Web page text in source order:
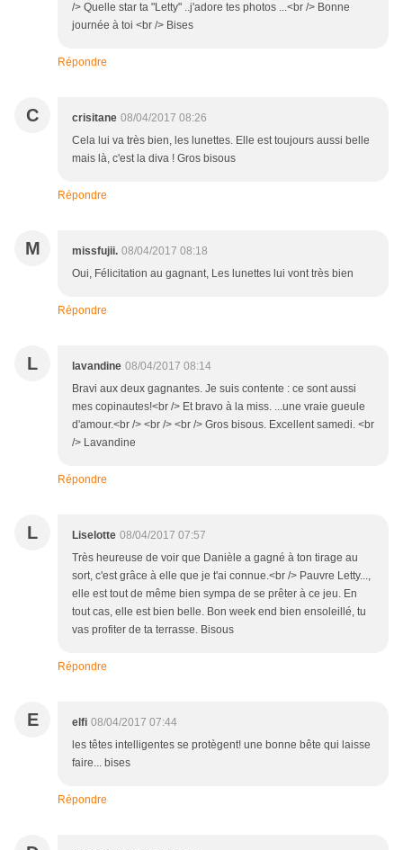
/> Quelle star ta "Letty" ..j'adore tes photos ...<br /> Bonne
journée à toi <br /> Bises
Répondre
C crisitane 08/04/2017 08:26
Cela lui va très bien, les lunettes. Elle est toujours aussi belle
mais là, c'est la diva ! Gros bisous
Répondre
M missfujii. 08/04/2017 08:18
Oui, Félicitation au gagnant, Les lunettes lui vont très bien
Répondre
L lavandine 08/04/2017 08:14
Bravi aux deux gagnantes. Je suis contente : ce sont aussi
mes copinautes!<br /> Et bravo à la miss. ...une vraie gueule
d'amour.<br /> <br /> <br /> Gros bisous. Excellent samedi. <br
/> Lavandine
Répondre
L Liselotte 08/04/2017 07:57
Très heureuse de voir que Danièle a gagné à ton tirage au
sort, c'est grâce à elle que je t'ai connue.<br /> Pauvre Letty...,
elle est tout de même bien sympa de se prêter à ce jeu. En
tout cas, elle est bien belle. Bon week end bien ensoleillé, tu
vas profiter de ta terrasse. Bisous
Répondre
E elfi 08/04/2017 07:44
les têtes intelligentes se protègent! une bonne bête qui laisse
faire... bises
Répondre